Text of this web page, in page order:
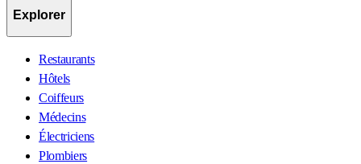
Explorer
Restaurants
Hôtels
Coiffeurs
Médecins
Électriciens
Plombiers